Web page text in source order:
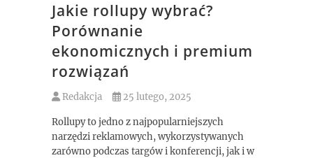
Jakie rollupy wybrać?
Porównanie
ekonomicznych i premium
rozwiązań
Redakcja 25 lutego, 2025
Rollupy to jedno z najpopularniejszych
narzędzi reklamowych, wykorzystywanych
zarówno podczas targów i konferencji, jak i w